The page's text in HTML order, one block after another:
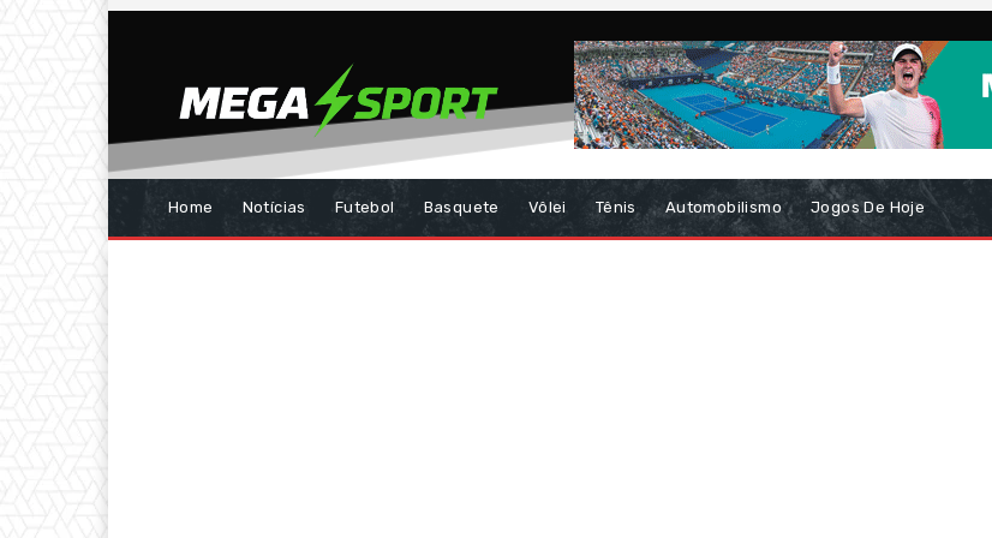
Home Notícias Futebol Basquete Vôlei Tênis Automobilismo Jogos De Hoje